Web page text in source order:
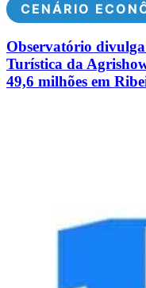
CENÁRIO
Observatório
Turística da
49,6 milhões em